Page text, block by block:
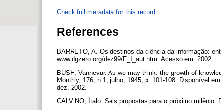
Check full metadata for this record
References
BARRETO, A. Os destinos da ciência da informação:
www.dgzero.org/dez99/F_I_aut.htm. Acesso em: 2002.
BUSH, Vannevar. As we may think: the growth of
Monthly, 176, n.1, julho, 1945, p. 101-108. Disponível
dez. 2002.
CALVINO, Ítalo. Seis propostas para o próximo milênio.